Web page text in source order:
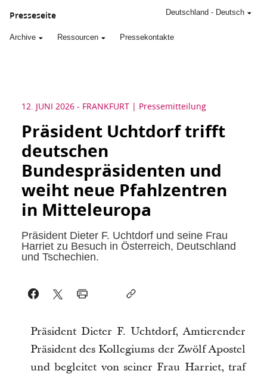
Presseseite
Archive Ressourcen Pressekontakte
Deutschland - Deutsch
12. JUNI 2026 - FRANKFURT Pressemitteilung
Präsident Uchtdorf trifft
deutschen
Bundespräsidenten und
weiht neue Pfahlzentren
in Mitteleuropa
Präsident Dieter F. Uchtdorf und seine Frau
Harriet zu Besuch in Österreich, Deutschland
und Tschechien.
Präsident Dieter F. Uchtdorf, Amtierender
Präsident des Kollegiums der Zwölf Apostel
und begleitet von seiner Frau Harriet, traf